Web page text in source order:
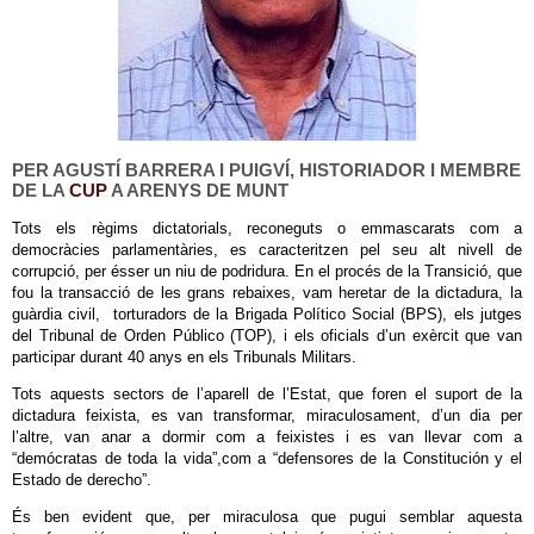
PER AGUSTÍ BARRERA I PUIGVÍ, HISTORIADOR I MEMBRE
DE LACUPA ARENYS DE MUNT
Tots els règims dictatorials, reconeguts o emmascarats com a
democràcies parlamentàries, es caracteritzen pel seu alt nivell de
corrupció, per ésser un niu de podridura. En el procés de la Transició, que
fou la transacció de les grans rebaixes, vam heretar de la dictadura, la
guàrdia civil, torturadors de la Brigada Político Social (BPS), els jutges
del Tribunal de Orden Público (TOP), i els oficials d’un exèrcit que van
participar durant 40 anys en els Tribunals Militars.
Tots aquests sectors de l’aparell de l’Estat, que foren el suport de la
dictadura feixista, es van transformar, miraculosament, d’un dia per
l’altre, van anar a dormir com a feixistes i es van llevar com a
“demócratas de toda la vida”,com a “defensores de la Constitución y el
Estado de derecho”.
És ben evident que, per miraculosa que pugui semblar aquesta